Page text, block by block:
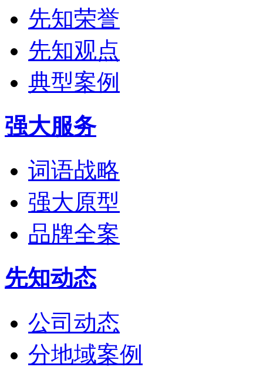
先知荣誉
先知观点
典型案例
强大服务
词语战略
强大原型
品牌全案
先知动态
公司动态
分地域案例